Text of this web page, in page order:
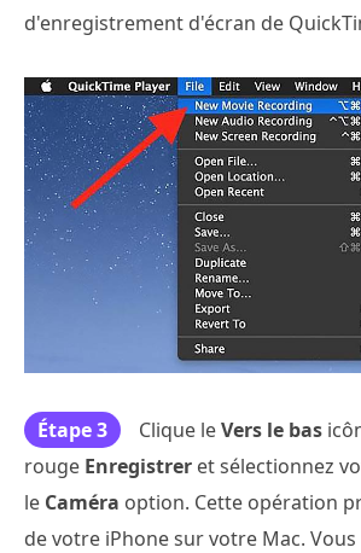
d'enregistrement d'écran de
Étape 3 Clique leVers le bas
rouge Enregistrer et sélectionnez
le Caméra option. Cette opération
de votre iPhone sur votre Mac.